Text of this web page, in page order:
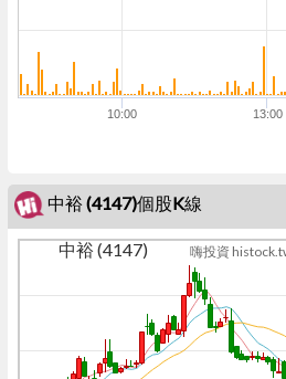
10:00 13:00
中裕 (4147)個股K線
中裕 (4147) 嗨投資